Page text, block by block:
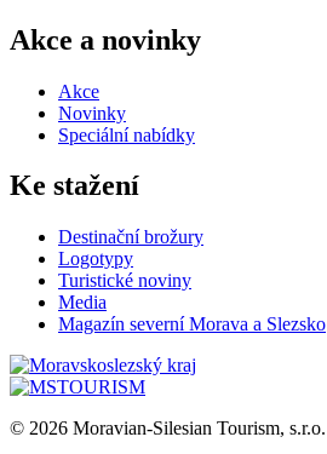
Akce a novinky
Akce
Novinky
Speciální nabídky
Ke stažení
Destinační brožury
Logotypy
Turistické noviny
Media
Magazín severní Morava a Slezsko
© 2026 Moravian-Silesian Tourism, s.r.o.